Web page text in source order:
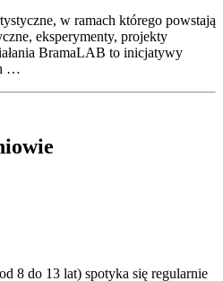
w ramach którego powstają
eksperymenty, projekty
BramaLAB to inicjatywy
…
8 do 13 lat) spotyka się regularnie